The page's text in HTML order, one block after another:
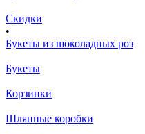
Скидки
•
Букеты из шоколадных роз
Букеты
Корзинки
Шляпные коробки